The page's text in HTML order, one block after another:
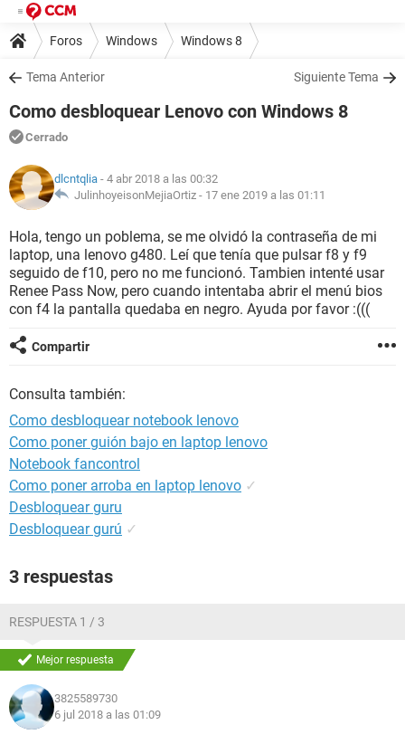
Foros Windows Windows 8
Tema Anterior Siguiente Tema
Como desbloquear Lenovo con Windows 8
Cerrado
dlcntqlia - 4 abr 2018 a las 00:32
JulinhoyeisonMejiaOrtiz - 17 ene 2019 a las 01:11
Hola, tengo un poblema, se me olvidó la contraseña de mi
laptop, una lenovo g480. Leí que tenía que pulsar f8 y f9
seguido de f10, pero no me funcionó. Tambien intenté usar
Renee Pass Now, pero cuando intentaba abrir el menú bios
con f4 la pantalla quedaba en negro. Ayuda por favor :(((
Compartir
Consulta también:
Como desbloquear notebook lenovo
Como poner guión bajo en laptop lenovo
Notebook fancontrol
Como poner arroba en laptop lenovo ✓
Desbloquear guru
Desbloquear gurú ✓
3 respuestas
RESPUESTA 1 / 3
Mejor respuesta
3825589730
6 jul 2018 a las 01:09